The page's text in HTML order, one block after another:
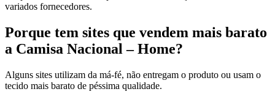
variados fornecedores.
Porque tem sites que vendem mais barato
a Camisa Nacional – Home?
Alguns sites utilizam da má-fé, não entregam o produto ou usam o
tecido mais barato de péssima qualidade.